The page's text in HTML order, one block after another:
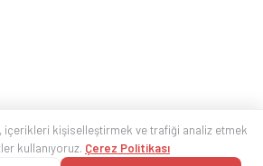
içerikleri kişiselleştirmek ve trafiği analiz etmek
kullanıyoruz. Çerez Politikası